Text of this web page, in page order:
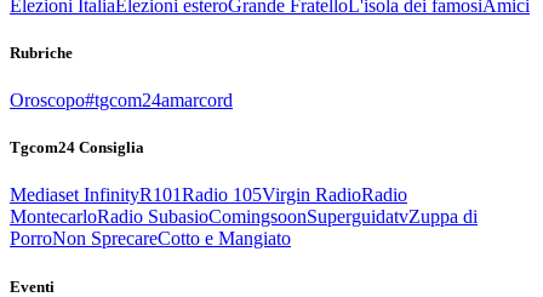
Elezioni Italia Elezioni esteroGrande Fratello L'isola dei famosiAmici
Rubriche
Oroscopo#tgcom24amarcord
Tgcom24 Consiglia
Mediaset InfinityR101Radio 105Virgin RadioRadio
MontecarloRadio SubasioComingsoonSuperguidatvZuppa di
PorroNon SprecareCotto e Mangiato
Eventi